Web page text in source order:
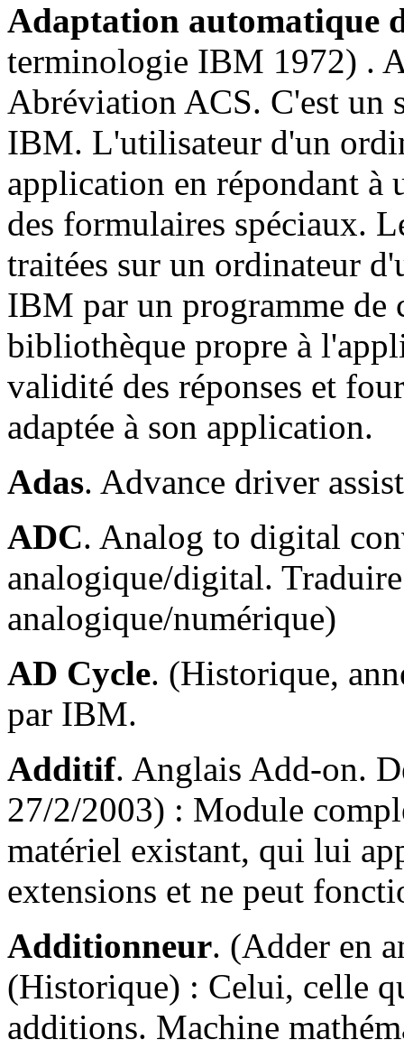
Adaptation automatique
terminologie IBM 1972) .
Abréviation ACS. C'est un
IBM. L'utilisateur d'un
application en répondant à
des formulaires spéciaux.
traitées sur un ordinateur
IBM par un programme de
bibliothèque propre à
validité des réponses et
adaptée à son application.
Adas. Advance driver
ADC. Analog to digital
analogique/digital.
analogique/numérique)
AD Cycle. (Historique,
par IBM.
Additif. Anglais Add-on.
27/2/2003) : Module
matériel existant, qui lui
extensions et ne peut
Additionneur. (Adder en
(Historique) : Celui, celle
additions. Machine